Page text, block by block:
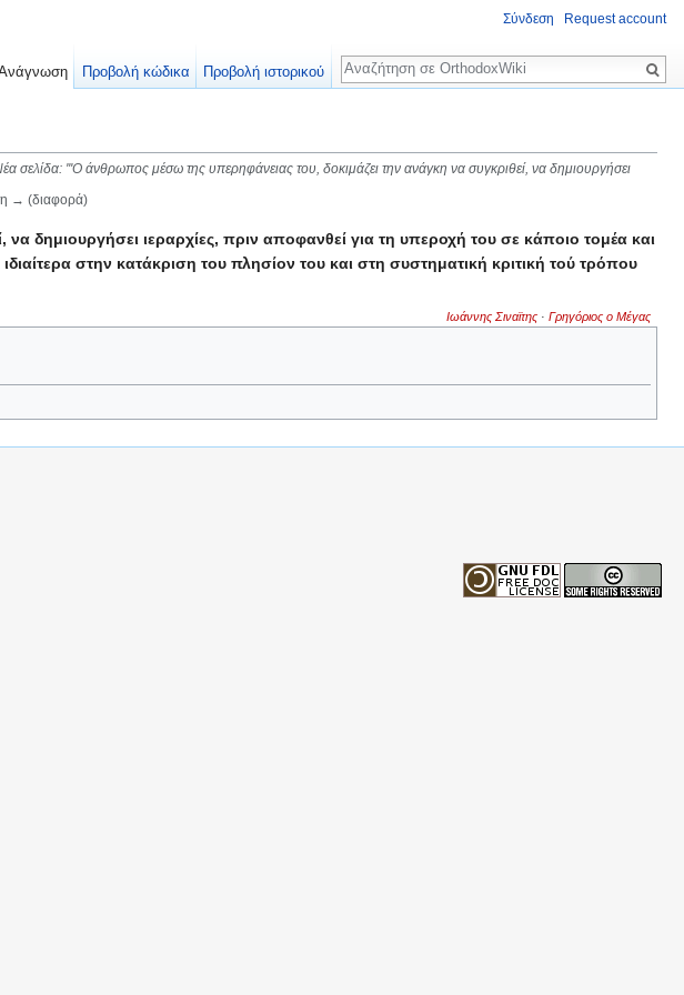
σελίδα: '''Ο άνθρωπος μέσω της υπερηφάνειας του, δοκιμάζει την ανάγκη να συγκριθεί, να δημιουργήσει
→ (διαφορά)
δημιουργήσει ιεραρχίες, πριν αποφανθεί για τη υπεροχή του σε κάποιο τομέα και
στην κατάκριση του πλησίον του και στη συστηματική κριτική τού τρόπου
Ιωάννης Σιναϊτης ·Γρηγόριος ο Μέγας
Σύνδεση Request account
Προβολή κώδικα Προβολή ιστορικού
Αναζήτηση